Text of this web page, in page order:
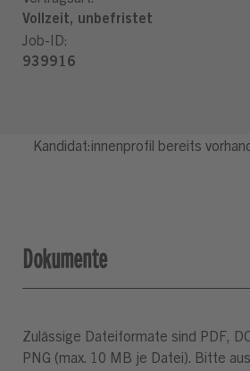
Dokumente
Zulässige Dateiformate sind PDF,
PNG (max. 10 MB je Datei). Bitte